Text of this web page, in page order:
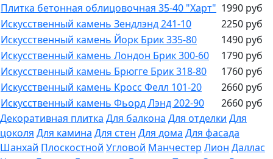
Плитка бетонная облицовочная 35-40 "Харт" 1990 руб
Искусственный камень Зендлэнд 241-10
2250 руб
Искусственный камень Йорк Брик 335-80
1490 руб
Искусственный камень Лондон Брик 300-60
1790 руб
Искусственный камень Брюгге Брик 318-80
1760 руб
Искусственный камень Кросс Фелл 101-20
2660 руб
Искусственный камень Фьорд Лэнд 202-90
2660 руб
Декоративная плитка Для балкона Для отделки Для
цоколя Для камина Для стен Для дома Для фасада
Шанхай Плоскостной Угловой Манчестер Лион Даллас